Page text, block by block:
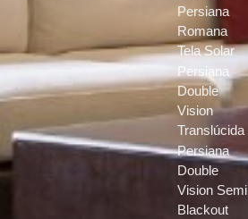
Persiana
Romana
Tela Solar
Persiana
Double
Vision
Translúcida
Persiana
Double
Vision Semi
Blackout